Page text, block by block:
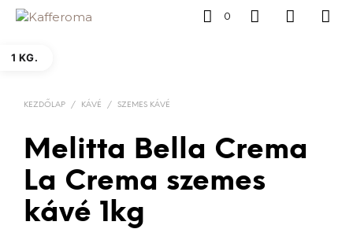
0
1 KG.
KEZDŐLAP / KÁVÉ / SZEMES KÁVÉ
Melitta Bella Crema
La Crema szemes
kávé 1kg